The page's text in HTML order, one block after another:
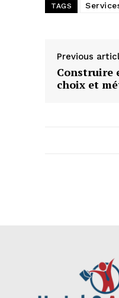
TAGS
Previous
Construire
choix et